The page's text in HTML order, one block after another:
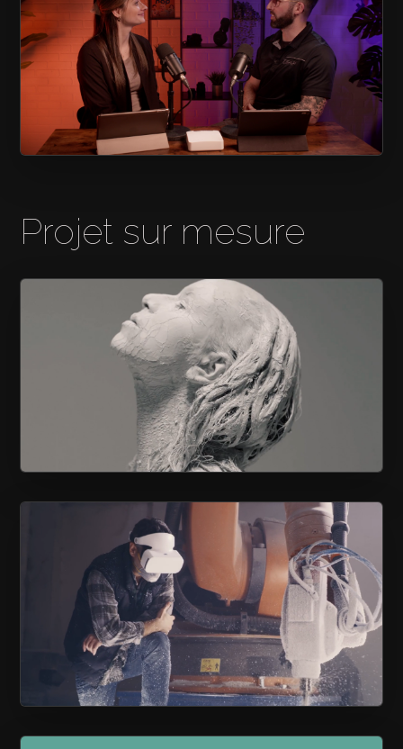
Projet sur mesure
NOTRE POLYVALENCE À VOTRE
PROPULSEZ VOS RH